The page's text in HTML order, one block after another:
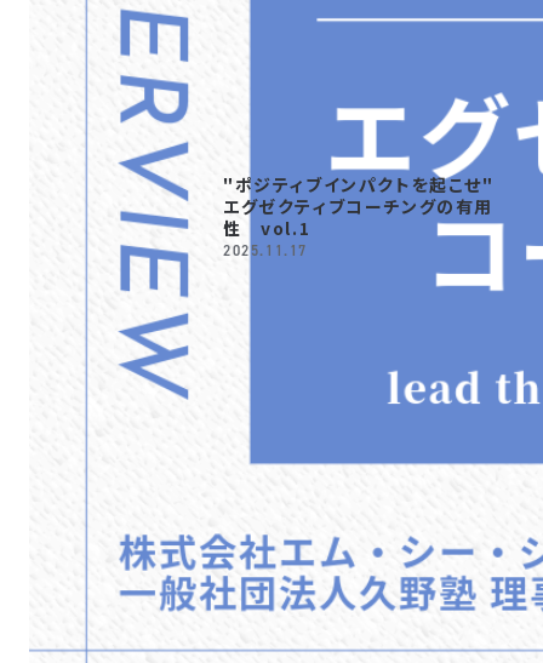
"ポジティブインパクトを起こせ"
エグゼクティブコーチングの有用
性 vol.1
2025.11.17